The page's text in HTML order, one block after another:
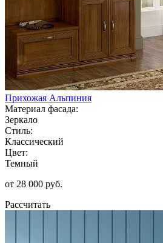
Прихожая Альпиния
Материал фасада:
Зеркало
Стиль:
Классический
Цвет:
Темный
от 28 000 руб.
Рассчитать